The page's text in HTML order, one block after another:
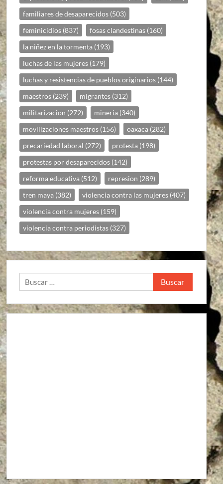
familiares de desaparecidos (503)
feminicidios (837) fosas clandestinas (160)
la niñez en la tormenta (193)
luchas de las mujeres (179)
luchas y resistencias de pueblos originarios (144)
maestros (239) migrantes (312)
militarizacion (272) mineria (340)
movilizaciones maestros (156) oaxaca (282)
precariedad laboral (272) protesta (198)
protestas por desaparecidos (142)
reforma educativa (512) represion (289)
tren maya (382) violencia contra las mujeres (407)
violencia contra mujeres (159)
violencia contra periodistas (327)
Buscar: